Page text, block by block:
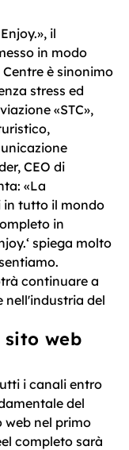
il
in modo
è sinonimo
stress ed
«STC»,
CEO di
«La
in tutto il mondo
in
spiega molto
continuare a
nell'industria del
sito web
i canali entro
del
web nel primo
completo sarà